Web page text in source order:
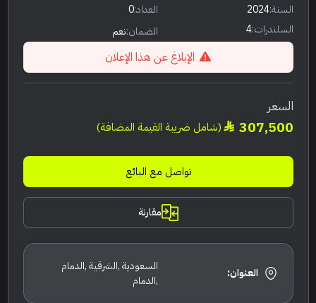
السنة:2024 العداد:0
السلندرات:4 الضمان:نعم
الإبلاغ عن هذا الإعلان
السعر
307,500 (شامل ضريبة القيمة المضافة)
تواصل مع البائع
مقارنة
العنوان:
السعودية ,الشرقية ,الدمام
,الدمام